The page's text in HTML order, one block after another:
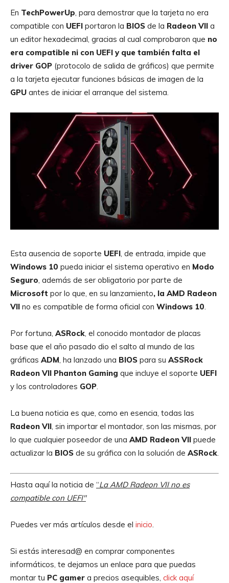
En TechPowerUp , para demostrar que la tarjeta no era
compatible con UEFI portaron la BIOS de la Radeon VII a
un editor hexadecimal, gracias al cual comprobaron que no
era compatible ni con UEFI y que también falta el
driver GOP (protocolo de salida de gráficos) que permite
a la tarjeta ejecutar funciones básicas de imagen de la
GPU antes de iniciar el arranque del sistema.
Esta ausencia de soporte UEFI, de entrada, impide que
Windows 10 pueda iniciar el sistema operativo en Modo
Seguro, además de ser obligatorio por parte de
Microsoft por lo que, en su lanzamiento, la AMD Radeon
VII no es compatible de forma oficial con Windows 10.
Por fortuna, ASRock, el conocido montador de placas
base que el año pasado dio el salto al mundo de las
gráficas ADM, ha lanzado una BIOS para su ASSRock
Radeon VII Phanton Gaming que incluye el soporte UEFI
y los controladores GOP.
La buena noticia es que, como en esencia, todas las
Radeon VII, sin importar el montador, son las mismas, por
lo que cualquier poseedor de una AMD Radeon VII puede
actualizar la BIOS de su gráfica con la solución de ASRock.
Hasta aquí la noticia de “La AMD Radeon VII no es
compatible con UEFI″
Puedes ver más artículos desde el inicio
Si estás interesad@ en comprar componentes
informáticos, te dejamos un enlace para que puedas
montar tu PC gamer a precios asequibles, click aquí